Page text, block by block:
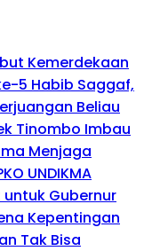
Kemerdekaan
5 Habib Saggaf,
Beliau
Tinombo Imbau
Menjaga
UNDIKMA
untuk Gubernur
Kepentingan
Tak Bisa